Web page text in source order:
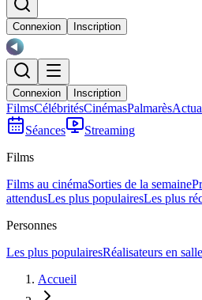
Connexion Inscription
Connexion Inscription
FilmsCélébritésCinémasPalmarès
Séances
Streaming
Films
Films au cinémaSorties de la semaine
attendusLes plus populairesLes plus
Personnes
Les plus populairesRéalisateurs en salle
Accueil